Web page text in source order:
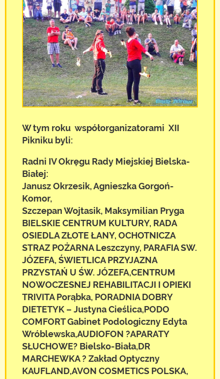
W tym roku współorganizatorami XII
Pikniku byli:
Radni IV Okręgu Rady Miejskiej Bielska-
Białej:
Janusz Okrzesik, Agnieszka Gorgoń-
Komor,
Szczepan Wojtasik, Maksymilian Pryga
BIELSKIE CENTRUM KULTURY, RADA
OSIEDLA ZŁOTE ŁANY, OCHOTNICZA
STRAZ POŻARNA Leszczyny, PARAFIA SW.
JÓZEFA, ŚWIETLICA PRZYJAZNA
PRZYSTAŃ U ŚW. JÓZEFA,CENTRUM
NOWOCZESNEJ REHABILITACJI I OPIEKI
TRIVITA Porąbka, PORADNIA DOBRY
DIETETYK – Justyna Cieślica,PODO
COMFORT Gabinet Podologiczny Edyta
Wróblewska,AUDIOFON ?APARATY
SŁUCHOWE? Bielsko-Biała,DR
MARCHEWKA ? Zakład Optyczny
KAUFLAND,AVON COSMETICS POLSKA,